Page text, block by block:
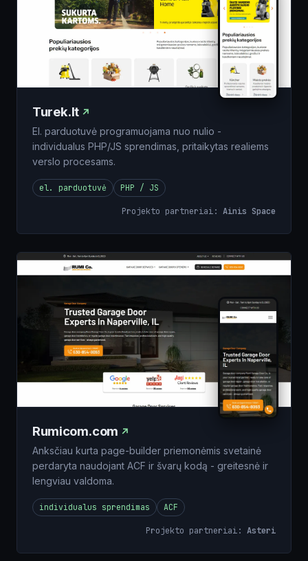
Turek.lt
El. parduotuvė programuojama nuo nulio -
individualus PHP/JS sprendimas, pritaikytas realiems
verslo procesams.
el. parduotuvė PHP / JS
Projekto partneriai: Ainis Space
Rumicom.com
Anksčiau kurta page-builder priemonėmis svetainė
perdaryta naudojant ACF ir švarų kodą - greitesnė ir
lengviau valdoma.
individualus sprendimas ACF
Projekto partneriai: Asteri